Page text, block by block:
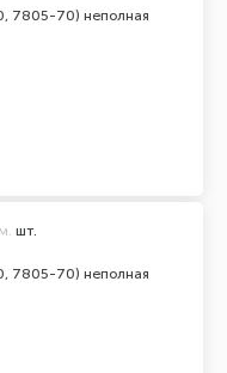
7805-70) неполная
7805-70) неполная
шт.